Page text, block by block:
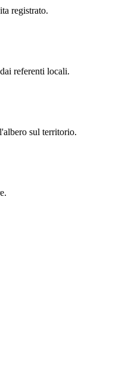
registrato.
referenti locali.
sul territorio.